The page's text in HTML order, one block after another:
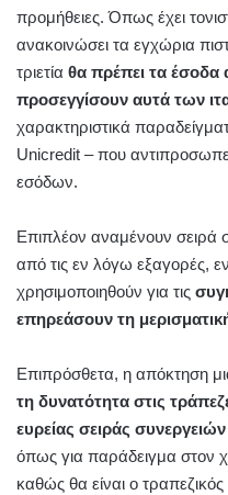
προμήθειες. Όπως έχει
ανακοινώσει τα εγχώρια
τριετία θα πρέπει τα έσοδα
προσεγγίσουν αυτά των
χαρακτηριστικά
Unicredit – που
εσόδων.
Επιπλέον αναμένουν
από τις εν λόγω εξαγορές,
χρησιμοποιηθούν για τις
επηρεάσουν τη
Επιπρόσθετα, η απόκτηση
τη δυνατότητα στις
ευρείας σειράς συνεργειών
όπως για παράδειγμα στον
καθώς θα είναι ο τραπεζικός